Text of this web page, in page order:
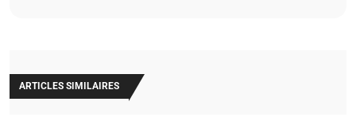
ARTICLES SIMILAIRES